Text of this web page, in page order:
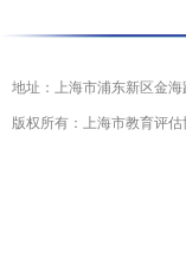
地址：上海市浦东新区金
版权所有：上海市教育评